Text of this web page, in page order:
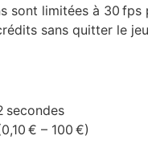
sont limitées à 30
sans quitter le
secondes
€ – 100 €)